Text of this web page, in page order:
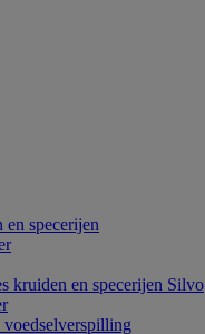
specerijen
kruiden en specerijen Silvo
voedselverspilling